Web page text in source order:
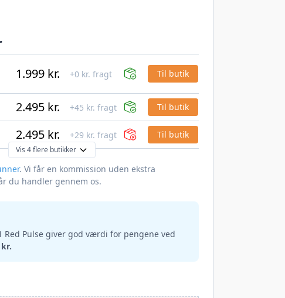
1.999 kr. +0 kr. fragt Til butik
2.495 kr. +45 kr. fragt Til butik
2.495 kr. +29 kr. fragt Til butik
Vis 4 flere butikker
. Vi får en kommission uden ekstra
du handler gennem os.
Red Pulse giver god værdi for pengene ved